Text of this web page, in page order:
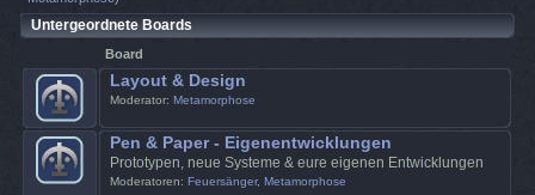
Untergeordnete Boards
Board
Layout & Design
Moderator: Metamorphose
Pen & Paper - Eigenentwicklungen
Prototypen, neue Systeme & eure eigenen Entwicklungen
Moderatoren: Feuersänger, Metamorphose